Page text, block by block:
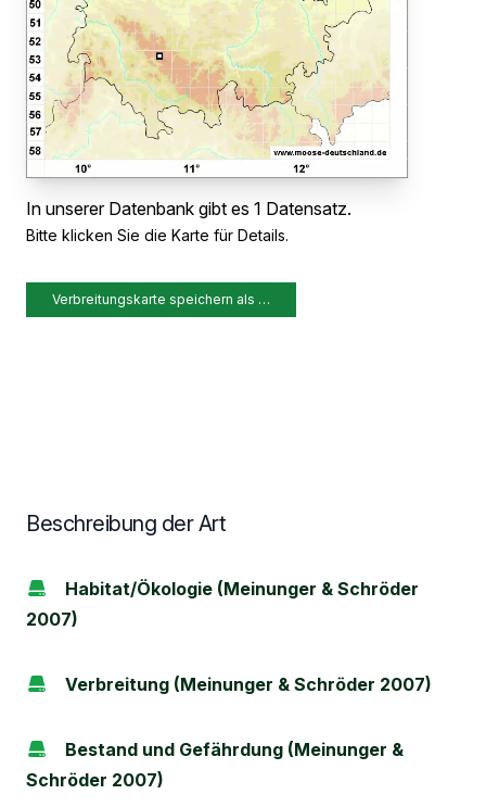
In unserer Datenbank gibt es 1 Datensatz.
Bitte klicken Sie die Karte für Details.
Verbreitungskarte speichern als …
Beschreibung der Art
Habitat/Ökologie (Meinunger & Schröder
2007)
Verbreitung (Meinunger & Schröder 2007)
Bestand und Gefährdung (Meinunger &
Schröder 2007)